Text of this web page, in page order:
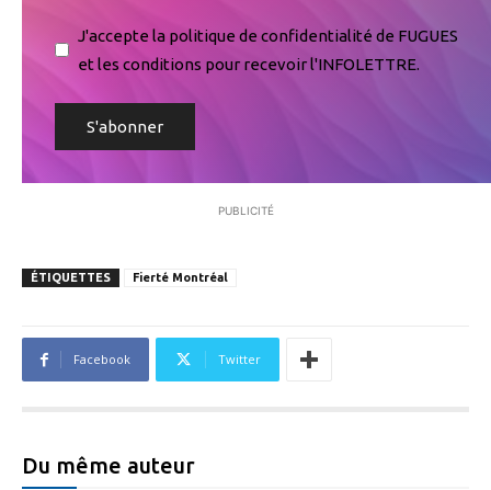
J'accepte la politique de confidentialité de FUGUES
et les conditions pour recevoir l'INFOLETTRE.
PUBLICITÉ
ÉTIQUETTES Fierté Montréal
Facebook Twitter
Du même auteur